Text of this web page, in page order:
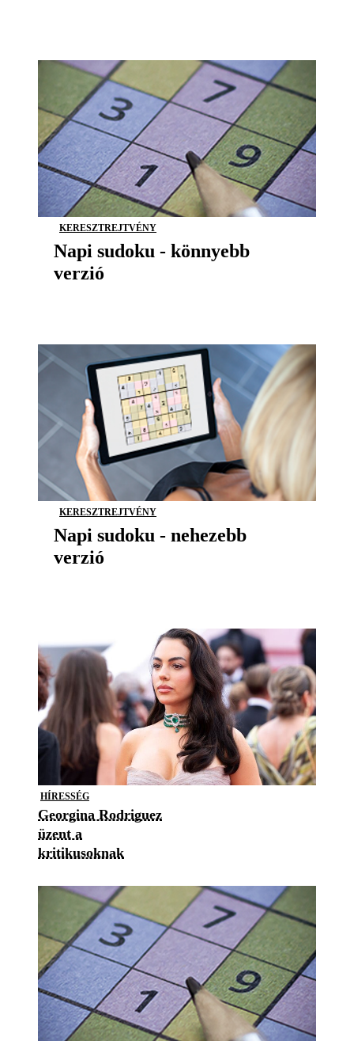
KERESZTREJTVÉNY
Napi sudoku - könnyebb
verzió
KERESZTREJTVÉNY
Napi sudoku - nehezebb
verzió
HÍRESSÉG
Georgina Rodriguez
üzent a
kritikusoknak